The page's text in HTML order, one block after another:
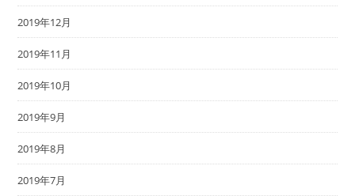
2019年12月
2019年11月
2019年10月
2019年9月
2019年8月
2019年7月